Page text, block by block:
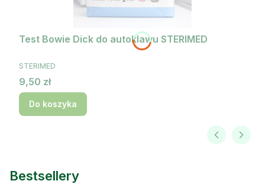
Test Bowie Dick do autoklawu STERIMED
PRODUCENT
STERIMED
Cena
9,50 zł
Do koszyka
Bestsellery